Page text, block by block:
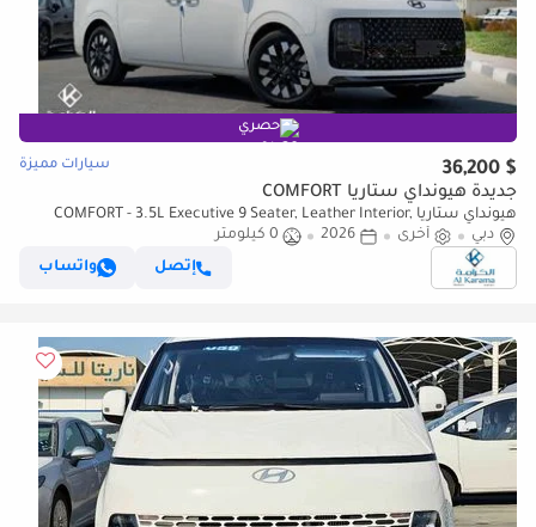
حصري
$ 36,200 سيارات مميزة
جديدة هيونداي ستاريا COMFORT
هيونداي ستاريا COMFORT - 3.5L Executive 9 Seater, Leather Interior,
Push Start, Cruise Control, Remote Sliding Door
دبي أخرى 2026
0 كيلومتر
إتصل
واتساب